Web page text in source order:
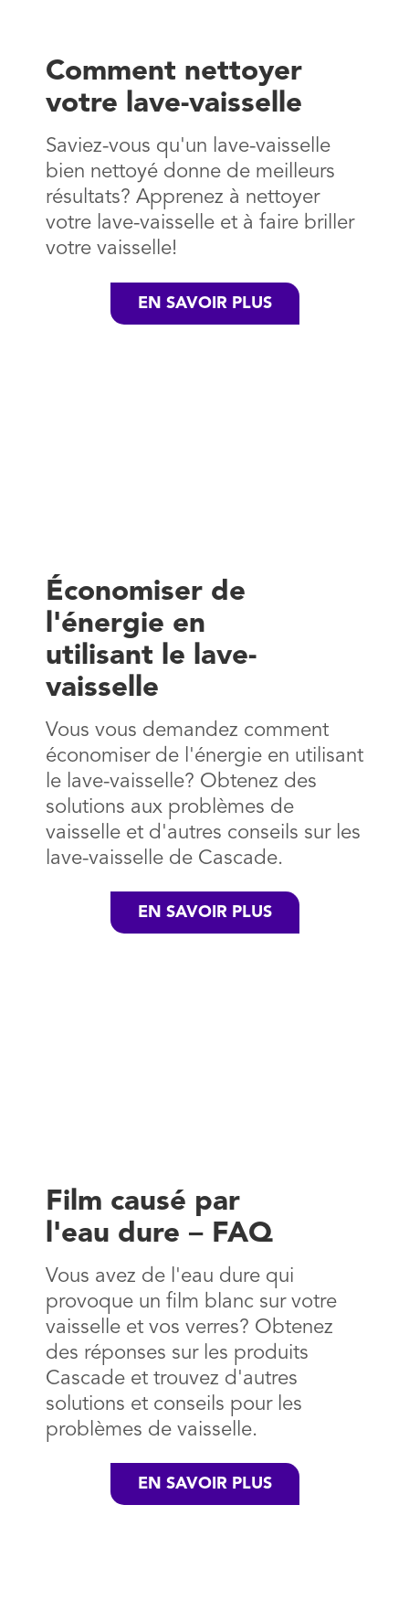
Comment nettoyer
votre lave-vaisselle
Saviez-vous qu'un lave-vaisselle
bien nettoyé donne de meilleurs
résultats? Apprenez à nettoyer
votre lave-vaisselle et à faire briller
votre vaisselle!
EN SAVOIR PLUS
Économiser de
l'énergie en
utilisant le lave-
vaisselle
Vous vous demandez comment
économiser de l'énergie en utilisant
le lave-vaisselle? Obtenez des
solutions aux problèmes de
vaisselle et d'autres conseils sur les
lave-vaisselle de Cascade.
EN SAVOIR PLUS
Film causé par
l'eau dure – FAQ
Vous avez de l'eau dure qui
provoque un film blanc sur votre
vaisselle et vos verres? Obtenez
des réponses sur les produits
Cascade et trouvez d'autres
solutions et conseils pour les
problèmes de vaisselle.
EN SAVOIR PLUS